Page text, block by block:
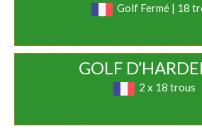
Golf Fermé | 18
GOLF
2 x 18 trous